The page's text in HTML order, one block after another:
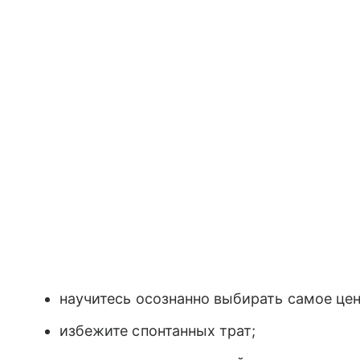
научитесь осознанно выбирать самое
избежите спонтанных трат;